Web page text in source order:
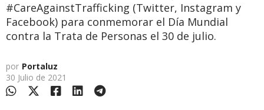
#CareAgainstTrafficking (Twitter, Instagram y
Facebook) para conmemorar el Día Mundial
contra la Trata de Personas el 30 de julio.
por Portaluz
30 Julio de 2021